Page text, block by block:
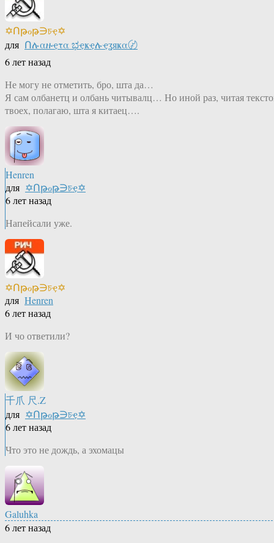
✡Ոթℴթ∋চҿ✡
для Ոሉαዙҿτα ಭҿҝҿሉҿʓяҝα〄
6 лет назад
Не могу не отметить, бро, шта да…
Я сам олбанетц и олбань читывалц… Но иной раз, читая
твоех, полагаю, шта я китаец….
Henren
для ✡Ոթℴթ∋চҿ✡
6 лет назад
Напейсали уже.
✡Ոթℴթ∋চҿ✡
для Henren
6 лет назад
И чо ответили?
千爪 尺.Z
для ✡Ոթℴթ∋চҿ✡
6 лет назад
Что это не дождь, а эхомацы
Galuhka
6 лет назад